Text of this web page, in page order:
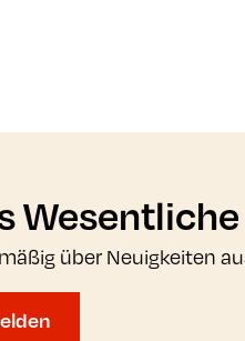
Wesentliche
über Neuigkeiten